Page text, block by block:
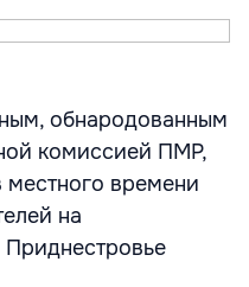
обнародованным
комиссией ПМР,
местного времени
на
Приднестровье